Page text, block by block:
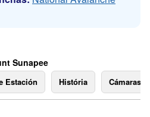
Sunapee
Estación História Cámaras